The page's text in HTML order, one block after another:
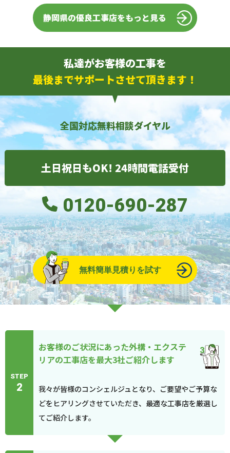
静岡県の優良工事店をもっと見る
私達がお客様の工事を
最後までサポートさせて頂きます！
全国対応無料相談ダイヤル
土日祝日もOK! 24時間電話受付
0120-690-287
無料簡単見積りを試す
STEP
2
お客様のご状況にあった外構・エクステ
リアの工事店を最大3社ご紹介します
我々が皆様のコンシェルジュとなり、ご要望やご予算な
どをヒアリングさせていただき、最適な工事店を厳選し
てご紹介します。